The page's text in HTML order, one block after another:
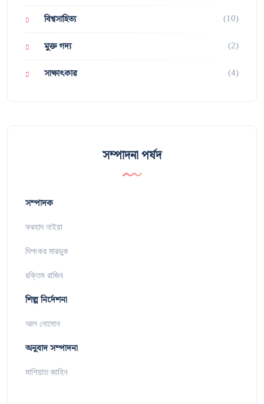
বিশ্বসাহিত্য (10)
মুক্ত গদ্য (2)
সাক্ষাৎকার (4)
সম্পাদনা পর্ষদ
সম্পাদক
ফরহাদ নাইয়া
দিপংকর মারডুক
রক্তিম রাজিব
শিল্প নির্দেশনা
আল নোমোন
অনুবাদ সম্পাদনা
মাশিয়াত জাহিন